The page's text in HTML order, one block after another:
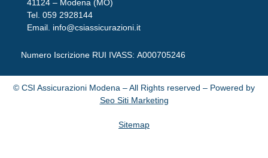
41124 – Modena (MO)
Tel. 059 2928144
Email. info@csiassicurazioni.it
Numero Iscrizione RUI IVASS: A000705246
© CSI Assicurazioni Modena – All Rights reserved – Powered by
Seo Siti Marketing
Sitemap